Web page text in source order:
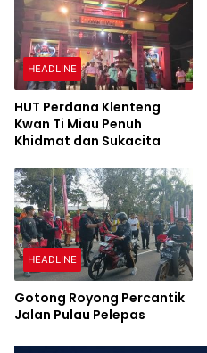
HEADLINE
HUT Perdana Klenteng
Kwan Ti Miau Penuh
Khidmat dan Sukacita
HEADLINE
Gotong Royong Percantik
Jalan Pulau Pelepas